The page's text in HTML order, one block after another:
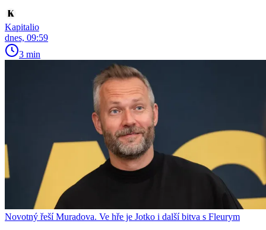
Kapitalio
dnes, 09:59
3 min
Novotný řeší Muradova. Ve hře je Jotko i další bitva s Fleurym